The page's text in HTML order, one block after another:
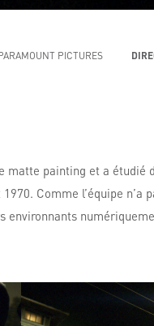
PICTURES
painting et a
Comme l’équipe